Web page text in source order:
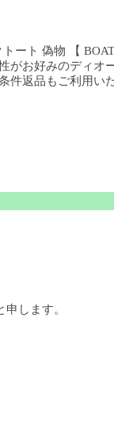
ート 偽物 【
お好みのディ
返品もご利用い
します。